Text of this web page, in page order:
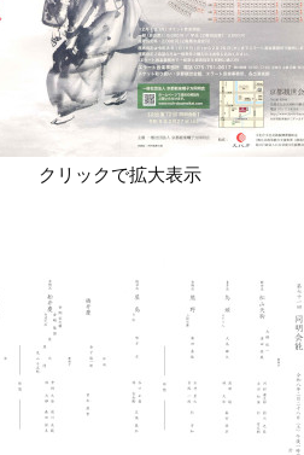
クリックで拡大表示